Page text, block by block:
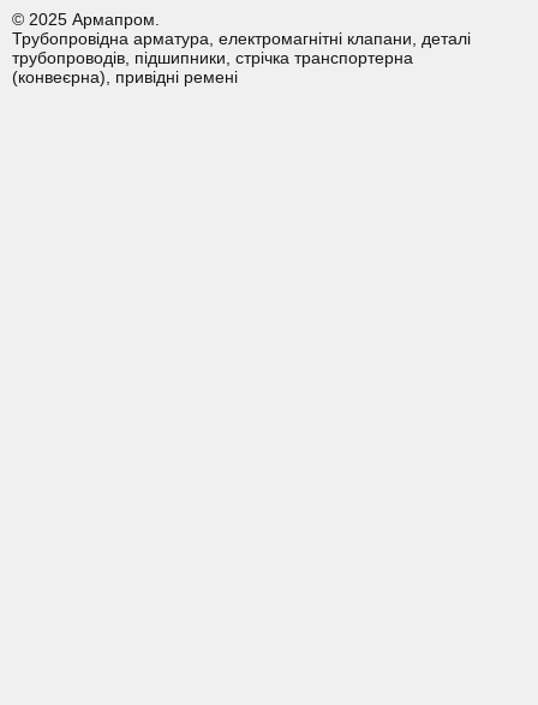
© 2025 Армапром.
Трубопровідна арматура, електромагнітні клапани, деталі
трубопроводів, підшипники, стрічка транспортерна
(конвеєрна), привідні ремені